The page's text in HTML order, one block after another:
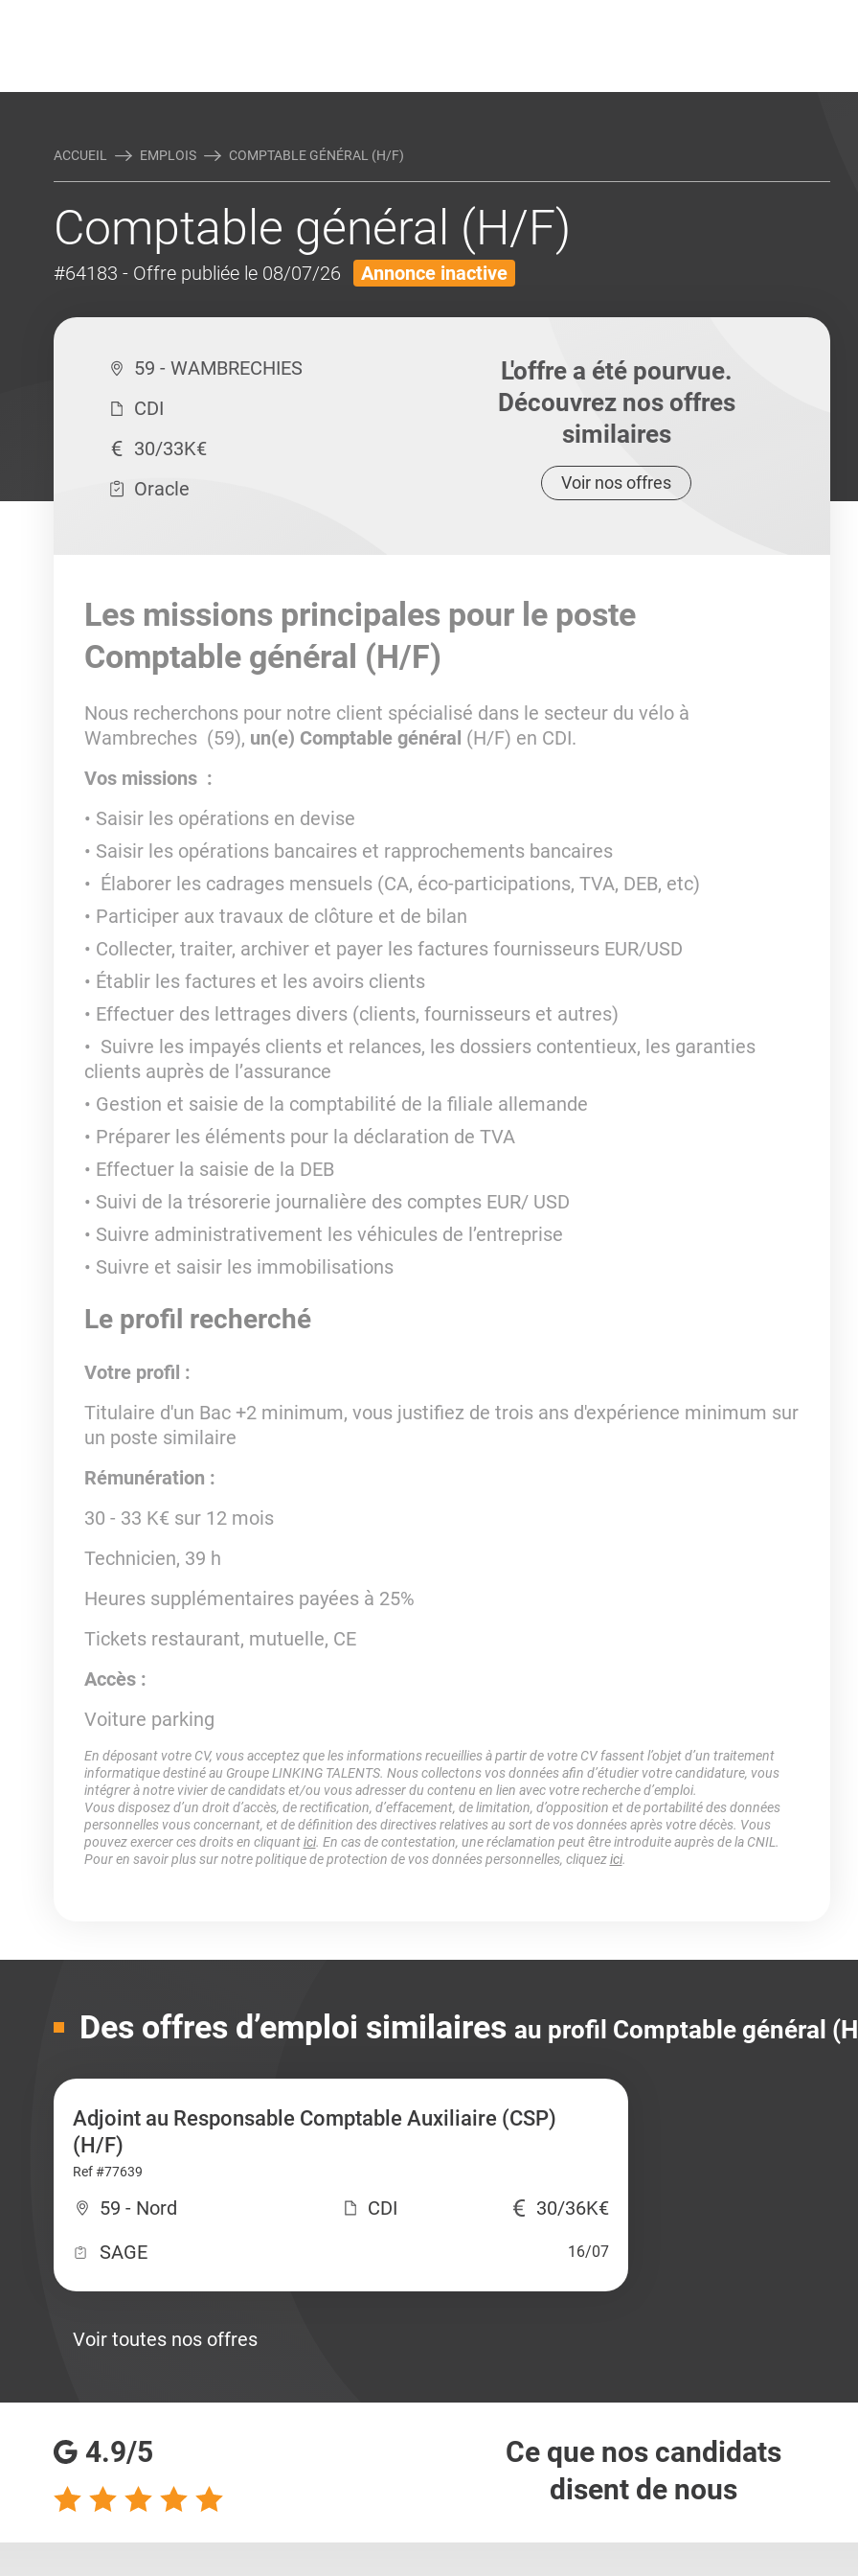
ACCUEIL EMPLOIS COMPTABLE GÉNÉRAL (H/F)
Comptable général (H/F)
#64183 - Offre publiée le 08/07/26 Annonce inactive
59 - WAMBRECHIES
CDI
30/33K€
Oracle
L'offre a été pourvue.
Découvrez nos offres
similaires
Voir nos offres
Les missions principales pour le poste
Comptable général (H/F)
Nous recherchons pour notre client spécialisé dans le secteur du vélo à
Wambreches (59), un(e) Comptable général (H/F) en CDI.
Vos missions :
Saisir les opérations en devise
Saisir les opérations bancaires et rapprochements bancaires
Élaborer les cadrages mensuels (CA, éco-participations, TVA, DEB, etc)
Participer aux travaux de clôture et de bilan
Collecter, traiter, archiver et payer les factures fournisseurs EUR/USD
Établir les factures et les avoirs clients
Effectuer des lettrages divers (clients, fournisseurs et autres)
Suivre les impayés clients et relances, les dossiers contentieux, les garanties
clients auprès de l’assurance
Gestion et saisie de la comptabilité de la filiale allemande
Préparer les éléments pour la déclaration de TVA
Effectuer la saisie de la DEB
Suivi de la trésorerie journalière des comptes EUR/ USD
Suivre administrativement les véhicules de l’entreprise
Suivre et saisir les immobilisations
Le profil recherché
Votre profil :
Titulaire d'un Bac +2 minimum, vous justifiez de trois ans d'expérience minimum sur
un poste similaire
Rémunération :
30 - 33 K€ sur 12 mois
Technicien, 39 h
Heures supplémentaires payées à 25%
Tickets restaurant, mutuelle, CE
Accès :
Voiture parking
En déposant votre CV, vous acceptez que les informations recueillies à partir de votre CV fassent l’objet d’un traitement
informatique destiné au Groupe LINKING TALENTS. Nous collectons vos données afin d’étudier votre candidature, vous
intégrer à notre vivier de candidats et/ou vous adresser du contenu en lien avec votre recherche d’emploi.
Vous disposez d’un droit d’accès, de rectification, d’effacement, de limitation, d’opposition et de portabilité des données
personnelles vous concernant, et de définition des directives relatives au sort de vos données après votre décès. Vous
pouvez exercer ces droits en cliquantici. En cas de contestation, une réclamation peut être introduite auprès de la CNIL.
Pour en savoir plus sur notre politique de protection de vos données personnelles, cliquezici.
Des offres d’emploi similaires au profil Comptable général
Adjoint au Responsable Comptable Auxiliaire (CSP)
(H/F)
Ref #77639
59 - Nord CDI
30/36K€
SAGE
16/07
Voir toutes nos offres
4.9/5
Ce que nos candidats
disent de nous